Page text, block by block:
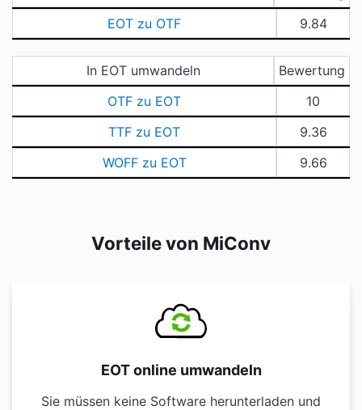
EOT zu OTF
9.84
In EOT umwandeln
Bewertung
OTF zu EOT
10
TTF zu EOT
9.36
WOFF zu EOT
9.66
Vorteile von MiConv
EOT online umwandeln
Sie müssen keine Software herunterladen und